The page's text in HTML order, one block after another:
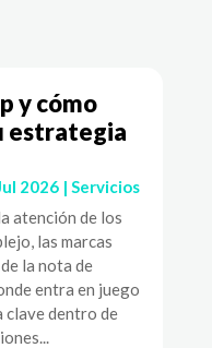
y cómo
estrategia
2026| Servicios
atención de los
las marcas
la nota de
entra en juego
clave dentro de